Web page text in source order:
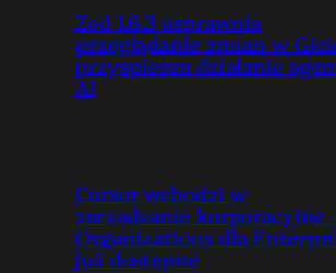
Zed 1.6.3 usprawnia
przeglądanie zmian w
przyspiesza działanie
AI
Cursor wchodzi w
zarządzanie korporacyjne
Organizations dla
już dostępne